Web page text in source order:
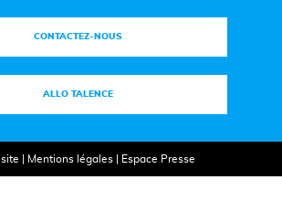
CONTACTEZ-NOUS
ALLO TALENCE
Mentions légales| Espace Presse